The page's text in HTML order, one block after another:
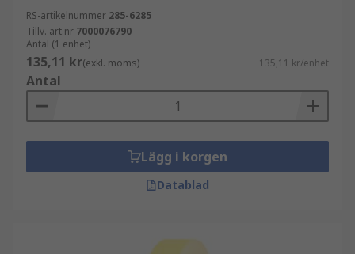
RS-artikelnummer 285-6285
Tillv. art.nr 7000076790
Antal (1 enhet)
135,11 kr(exkl. moms) 135,11 kr/enhet
Antal
Lägg i korgen
Datablad